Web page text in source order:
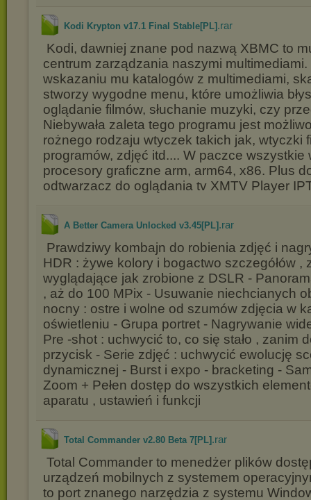
Kodi Krypton v17.1 Final Stable[PL] .rar
Kodi, dawniej znane pod nazwą XBMC to
centrum zarządzania naszymi
wskazaniu mu katalogów z multimediami,
stworzy wygodne menu, które umożliwia
oglądanie filmów, słuchanie muzyki, czy
Niebywała zaleta tego programu jest
rożnego rodzaju wtyczek takich jak, wtyczki
programów, zdjęć itd.... W paczce wszystkie
procesory graficzne arm, arm64, x86. Plus
odtwarzacz do oglądania tv XMTV Player
A Better Camera Unlocked v3.45[PL] .rar
Prawdziwy kombajn do robienia zdjęć i
HDR : żywe kolory i bogactwo szczegółów ,
wyglądające jak zrobione z DSLR -
, aż do 100 MPix - Usuwanie niechcianych
nocny : ostre i wolne od szumów zdjęcia w
oświetleniu - Grupa portret - Nagrywanie
Pre -shot : uchwycić to, co się stało , zanim
przycisk - Serie zdjęć : uchwycić ewolucję
dynamicznej - Burst i expo - bracketing -
Zoom + Pełen dostęp do wszystkich
aparatu , ustawień i funkcji
Total Commander v2.80 Beta 7[PL] .rar
Total Commander to menedżer plików
urządzeń mobilnych z systemem
to port znanego narzędzia z systemu